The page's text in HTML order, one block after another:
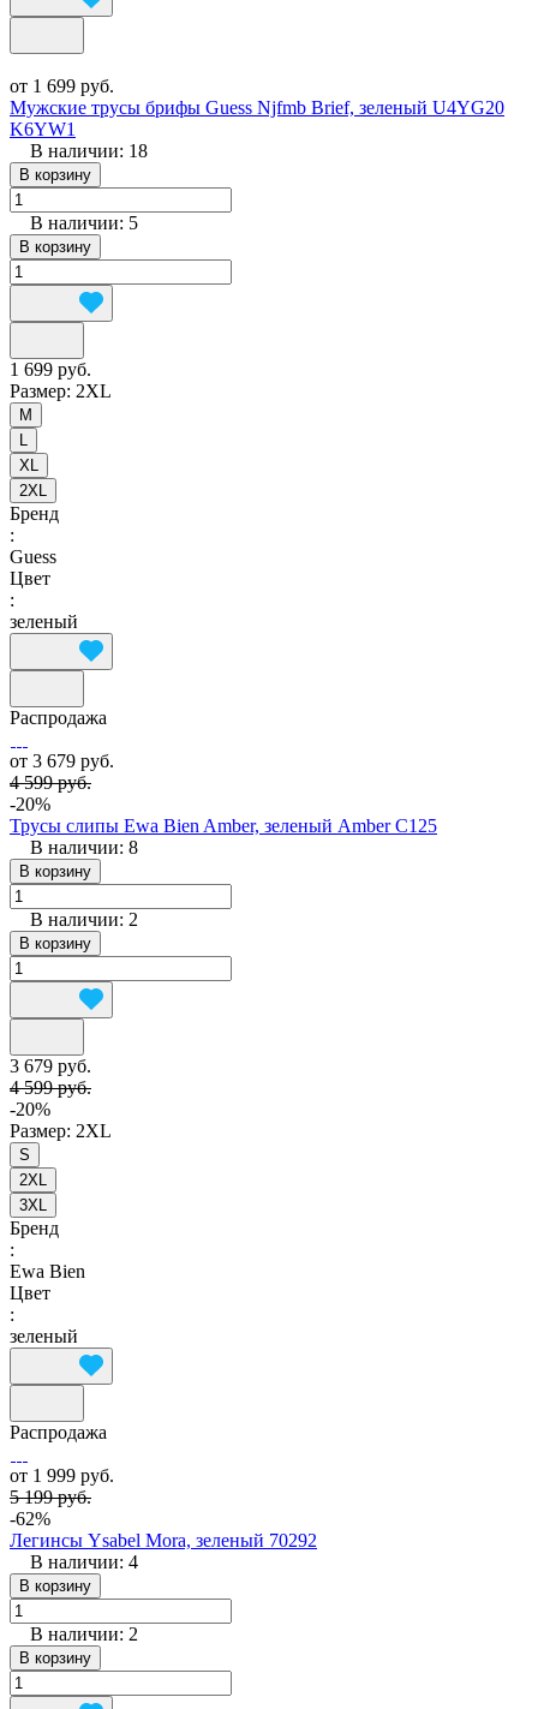
от 1 699 руб.
Мужские трусы брифы Guess Njfmb Brief, зеленый U4YG20
K6YW1
В наличии: 18
В корзину
В наличии: 5
В корзину
1 699 руб.
Размер: 2XL
M
L
XL
2XL
Бренд
:
Guess
Цвет
:
зеленый
Распродажа
от 3 679 руб.
4 599 руб.
-20%
Трусы слипы Ewa Bien Amber, зеленый Amber C125
В наличии: 8
В корзину
В наличии: 2
В корзину
3 679 руб.
4 599 руб.
-20%
Размер: 2XL
S
2XL
3XL
Бренд
:
Ewa Bien
Цвет
:
зеленый
Распродажа
от 1 999 руб.
5 199 руб.
-62%
Легинсы Ysabel Mora, зеленый 70292
В наличии: 4
В корзину
В наличии: 2
В корзину